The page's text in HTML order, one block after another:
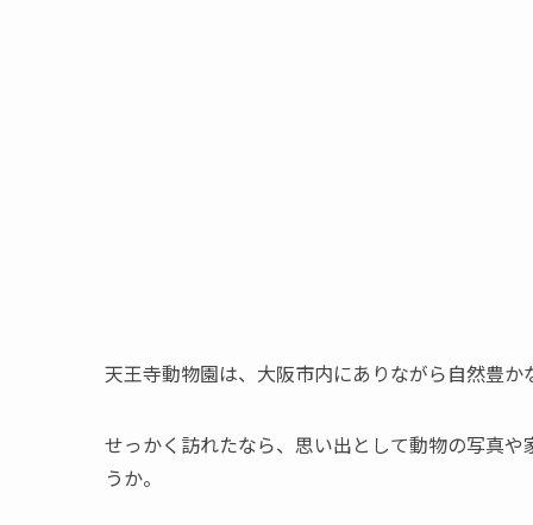
天王寺動物園は、大阪市内にありながら自然豊
せっかく訪れたなら、思い出として動物の写真
うか。